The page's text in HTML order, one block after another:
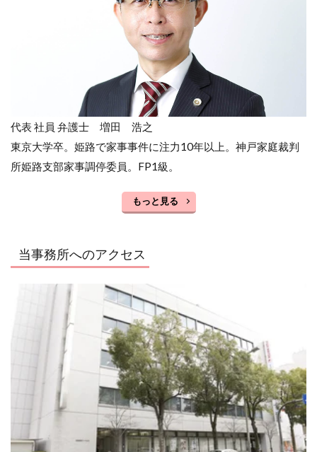
代表 社員 弁護士 増田 浩之
東京大学卒。姫路で家事事件に注力10年以上。神戸家庭裁判
所姫路支部家事調停委員。FP1級。
もっと見る
当事務所へのアクセス